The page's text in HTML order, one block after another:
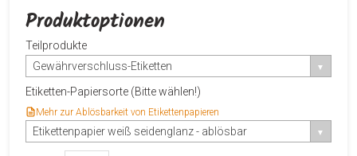
Produktoptionen
Teilprodukte
Gewährverschluss-Etiketten
Etiketten-Papiersorte (Bitte wählen!)
Mehr zur Ablösbarkeit von Etikettenpapieren
Etikettenpapier weiß seidenglanz - ablösbar